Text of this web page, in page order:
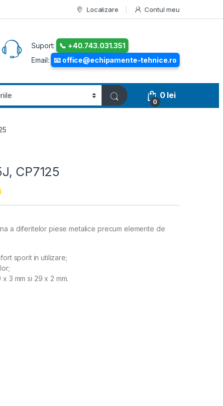
Localizare Contul meu
Suport:
📞 +40.743.031.351
Email:
📧 office@echipamente-tehnice.ro
0
0 lei
CP7125
a diferitelor piese metalice precum elemente de
sporit in utilizare;
3 mm si 29 x 2 mm.